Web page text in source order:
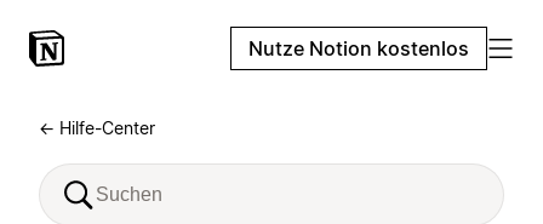
Nutze Notion kostenlos
← Hilfe-Center